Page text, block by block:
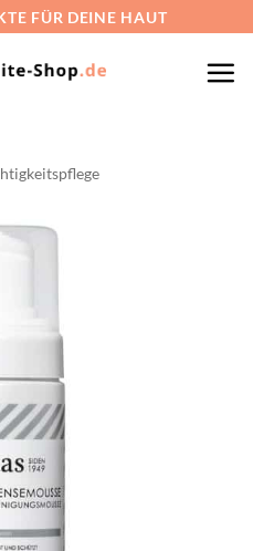
FÜR DEINE HAUT